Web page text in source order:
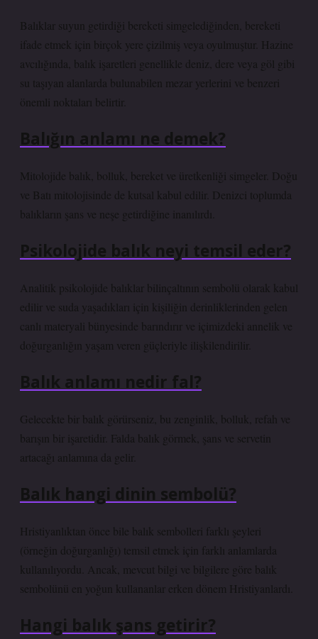
Balıklar suyun getirdiği bereketi simgelediğinden, bereketi
ifade etmek için birçok yere çizilmiş veya oyulmuştur. Hazine
avcılığında, balık işaretleri genellikle deniz, dere veya göl gibi
su taşıyan alanlarda bulunabilen mezar yerlerini ve benzeri
önemli noktaları belirtir.
Balığın anlamı ne demek?
Mitolojide balık, bolluk, bereket ve üretkenliği simgeler. Doğu
ve Batı mitolojisinde de kutsal kabul edilir. Denizci toplumda
balıkların şans ve neşe getirdiğine inanılırdı.
Psikolojide balık neyi temsil eder?
Analitik psikolojide balıklar bilinçaltının sembolü olarak kabul
edilir ve suda yaşadıkları için kişiliğin derinliklerinden gelen
canlı materyali bünyesinde barındırır ve içimizdeki annelik ve
doğurganlığın yaşam veren güçleriyle ilişkilendirilir.
Balık anlamı nedir fal?
Gelecekte bir balık görürseniz, bu zenginlik, bolluk, refah ve
barışın bir işaretidir. Falda balık görmek, şans ve servetin
artacağı anlamına da gelir.
Balık hangi dinin sembolü?
Hristiyanlıktan önce bile balık sembolleri farklı şeyleri
(örneğin doğurganlığı) temsil etmek için farklı anlamlarda
kullanılıyordu. Ancak, mevcut bilgi ve bilgilere göre balık
sembolünü en yoğun kullananlar erken dönem Hristiyanlardı.
Hangi balık şans getirir?